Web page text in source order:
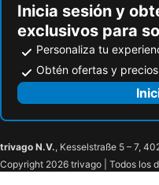
Inicia sesión y
exclusivos para
Personaliza tu
Obtén ofertas y
trivago N.V., Kesselstraße 5 – 7,
Copyright 2026 trivago | Todos los